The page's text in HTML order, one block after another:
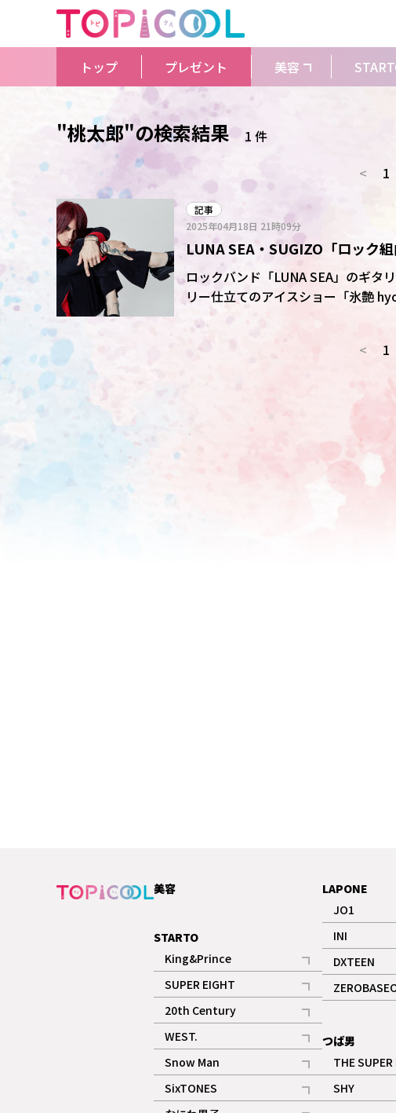
トップ プレゼント 美容
"桃太郎"の検索結果
1 件
<
1
記事
2025年04月18日 21時09分
LUNA SEA・SUGIZO「ロック
貴久のW主演アイスショーで音
ロックバンド「LUNA SEA」のギタ
リー仕立てのアイスショー「氷艶
月17日、分かった。 2017年、19年、24年に続く第4弾で、プロフィギュアスケーターの高橋
務める。 2月上旬に、スポニチの取材に応じたSUGIZOは、楽曲制作のため、歴史を掘り起こ
< 1
美容
STARTO
King&Prince
記事
SUPER EIGHT
記事
20th Century
記事
WEST.
記事
Snow Man
記事
ギャラリー
SixTONES
記事
LAPONE
JO1
記事
ギャラリ
INI
記事
ギャラリ
DXTEEN
記事
ギャラリ
記事
つば男
THE
記事
ギャラリ
SHY
記事